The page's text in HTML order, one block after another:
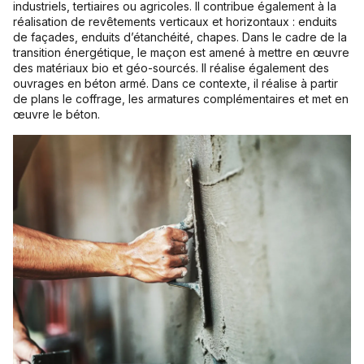
industriels, tertiaires ou agricoles. Il contribue également à la
réalisation de revêtements verticaux et horizontaux : enduits
de façades, enduits d’étanchéité, chapes. Dans le cadre de la
transition énergétique, le maçon est amené à mettre en œuvre
des matériaux bio et géo-sourcés. Il réalise également des
ouvrages en béton armé. Dans ce contexte, il réalise à partir
de plans le coffrage, les armatures complémentaires et met en
œuvre le béton.